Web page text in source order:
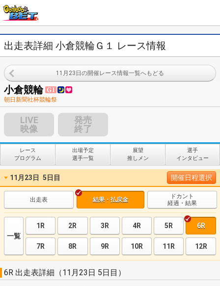
出走表詳細 小倉競輪Ｇ１ レース情報
11月23日の開催レース情報一覧へもどる
小倉競輪
朝日新聞社杯競輪祭
LIVE
映像
発売
終了
レース
プログラム
出場予定
選手一覧
展望
推しメン
選手
インタビュー
11月23日 5日目 開催日程選択
出走表 結果・払戻金
ドカント
経過・結果
一覧
1R 2R 3R 4R 5R 6R
7R 8R 9R 10R 11R 12R
6R 出走表詳細（11月23日 5日目）